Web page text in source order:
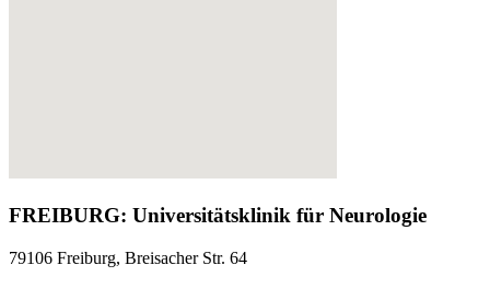
FREIBURG: Universitätsklinik für Neurologie
79106 Freiburg, Breisacher Str. 64